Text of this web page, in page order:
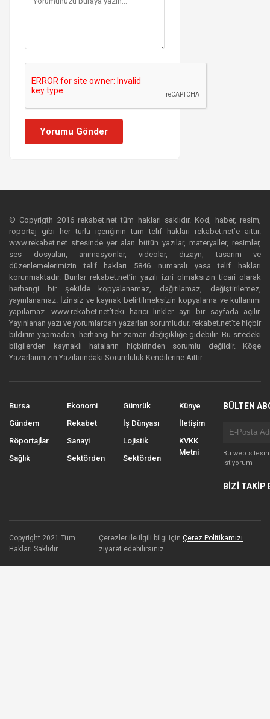
Yorumu Gönder
© Copyrigth 2016 rekabet.net tüm hakları saklıdır. Kod, haber, resim,
röportaj gibi her türlü içeriğinin tüm telif hakları rekabet.net’e aittir.
www.rekabet.net sitesinde yer alan bütün yazılar, materyaller, resimler,
ses dosyaları, animasyonlar, videolar, dizayn, tasarım ve
düzenlemelerimizin telif hakları 5846 numaralı yasa telif hakları
korunmaktadır. Bunlar rekabet.net’in yazılı izni olmaksızın ticari olarak
herhangi bir şekilde kopyalanamaz, dağıtılamaz, değiştirilemez,
yayınlanamaz. İzinsiz ve kaynak belirtilmeksizin kopyalama ve kullanımı
yapılamaz. www.rekabet.net’teki harici linkler ayrı bir sayfada açılır.
Yayınlanan yazı ve yorumlardan yazarları sorumludur. rekabet.net’te hiçbir
bildirim yapmadan, herhangi bir zaman değişikliğe gidebilir. Bu sitedeki
bilgilerden kaynaklı hataların hiçbirinden sorumlu değildir. Köşe
Yazarlarımızın Yazılarındaki Sorumluluk Kendilerine Aittir.
Bursa
Gündem
Röportajlar
Sağlık
Ekonomi
Rekabet
Sanayi
Sektörden
Gümrük
İş Dünyası
Lojistik
Sektörden
Künye
İletişim
KVKK
Metni
BÜLTEN
Bu web
İstiyorum
BİZİ TAKİP
Copyright 2021 Tüm
Hakları Saklıdır.
Çerezler ile ilgili bilgi içinÇerez Politikamızı
ziyaret edebilirsiniz.